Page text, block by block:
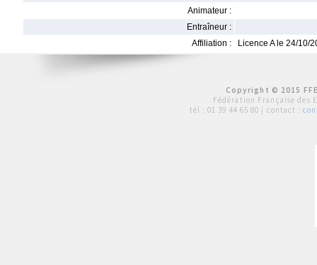
Animateur :
Entraîneur :
Affiliation :
Licence A le 24/10/
Copyright © 2015
Fédération Française des
tél : 01 39 44 65 80 | contact :